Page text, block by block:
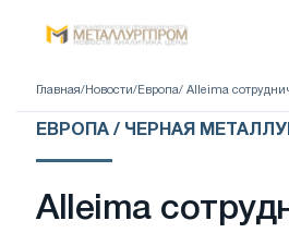
Главная/ Новости/ Европа/ Alleima
ЕВРОПА / ЧЕРНАЯ
Alleima